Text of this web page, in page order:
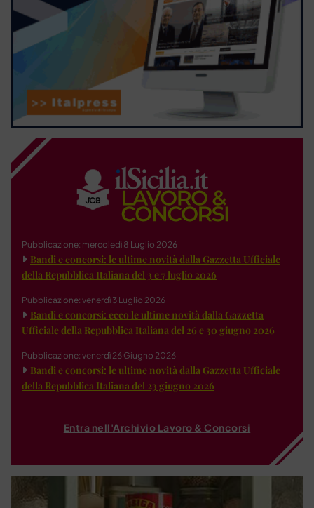
Pubblicazione: mercoledì 8 Luglio 2026
Bandi e concorsi: le ultime novità dalla Gazzetta Ufficiale
della Repubblica Italiana del 3 e 7 luglio 2026
Pubblicazione: venerdì 3 Luglio 2026
Bandi e concorsi: ecco le ultime novità dalla Gazzetta
Ufficiale della Repubblica Italiana del 26 e 30 giugno 2026
Pubblicazione: venerdì 26 Giugno 2026
Bandi e concorsi: le ultime novità dalla Gazzetta Ufficiale
della Repubblica Italiana del 23 giugno 2026
Entra nell'Archivio Lavoro & Concorsi